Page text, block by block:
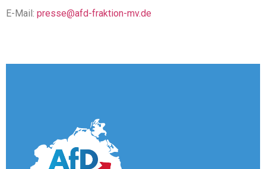
E-Mail: presse@afd-fraktion-mv.de